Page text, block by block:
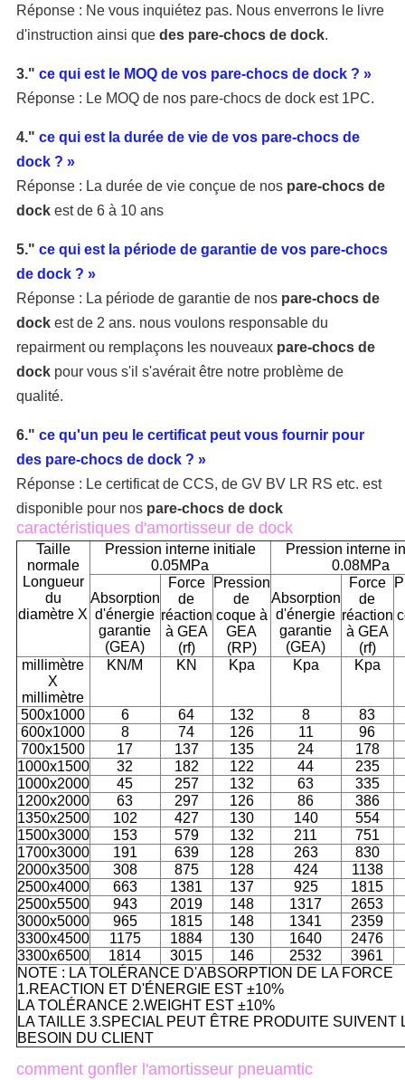
Réponse : Ne vous inquiétez pas. Nous enverrons le livre
d'instruction ainsi que des pare-chocs de dock.
3." ce qui estle MOQ de vos pare-chocs de dock ? »
Réponse : Le MOQ de nos pare-chocs de dock est 1PC.
4." ce qui est la durée de vie de vos pare-chocs de
dock ? »
Réponse : La durée de vie conçue de nos pare-chocs de
dockest de 6 à 10 ans
5." ce qui est la période de garantie de vos pare-chocs
de dock ? »
Réponse : La période de garantie de nos pare-chocs de
dockest de 2 ans. nous voulons responsable du
repairment ou remplaçons les nouveaux pare-chocs de
dockpour vous s'il s'avérait être notre problème de
qualité.
6." ce qu'un peu le certificat peut vous fournir pour
des pare-chocs de dock ? »
Réponse : Le certificat de CCS, de GV BV LR RS etc. est
disponible pour nos pare-chocs de dock
caractéristiques d'amortisseur de dock
Taille
normale
Longueur
du
diamètre X
Pression interne initiale
0.05MPa
Pression interne
0.08MPa
Absorption
d'énergie
garantie
(GEA)
Force
de
réaction
à GEA
(rf)
Pression
de
coque à
GEA
(RP)
Absorption
d'énergie
garantie
(GEA)
Force
de
réaction
à GEA
(rf)
millimètre
X
millimètre
KN/M KN Kpa Kpa Kpa
500x1000 6 64 132 8
83
600x1000
8 74 126 11
96
700x1500
17 137 135 24
178
1000x1500
32 182 122 44
235
1000x2000
45 257 132 63
335
1200x2000
63 297 126 86
386
1350x2500
102 427 130 140
554
1500x3000
153 579 132 211
751
1700x3000
191 639 128 263
830
2000x3500
308 875 128 424
1138
2500x4000
663 1381 137 925
1815
2500x5500
943 2019 148 1317
2653
3000x5000
965 1815 148 1341
2359
3300x4500
1175 1884 130 1640
2476
3300x6500
1814 3015 146 2532
3961
NOTE : LA TOLÉRANCE D'ABSORPTION DE LA FORCE
1.REACTION ET D'ÉNERGIE EST ±10%
LA TOLÉRANCE 2.WEIGHT EST ±10%
LA TAILLE 3.SPECIAL PEUT ÊTRE PRODUITE SUIVENT
BESOIN DU CLIENT
comment gonfler l'amortisseur pneuamtic